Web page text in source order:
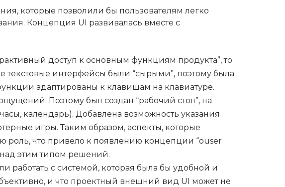
которые позволили бы пользователям легко
Концепция UI развивалась вместе с
доступ к основным функциям продукта”, то
текстовые интерфейсы были “сырыми”, поэтому была
адаптированы к клавишам на клавиатуре.
Поэтому был создан “рабочий стол”, на
календарь). Добавлена возможность указания
игры. Таким образом, аспекты, которые
роль, что привело к появлению концепции “ouser
над этим типом решений.
работать с системой, которая была бы удобной и
и что проектный внешний вид UI может не